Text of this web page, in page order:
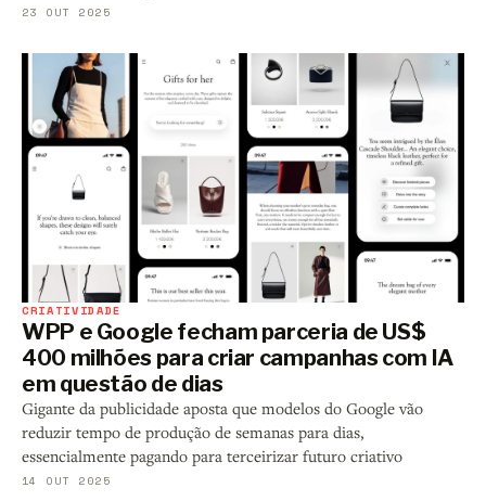
23 OUT 2025
CRIATIVIDADE
WPP e Google fecham parceria de US$
400 milhões para criar campanhas com IA
em questão de dias
Gigante da publicidade aposta que modelos do Google vão
reduzir tempo de produção de semanas para dias,
essencialmente pagando para terceirizar futuro criativo
14 OUT 2025